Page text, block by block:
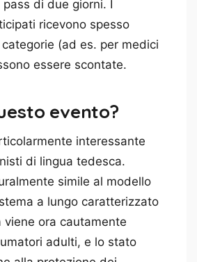
di due giorni. I
ricevono spesso
(ad es. per medici
essere scontate.
evento?
interessante
di lingua tedesca.
simile al modello
a lungo caratterizzato
viene ora cautamente
adulti, e lo stato